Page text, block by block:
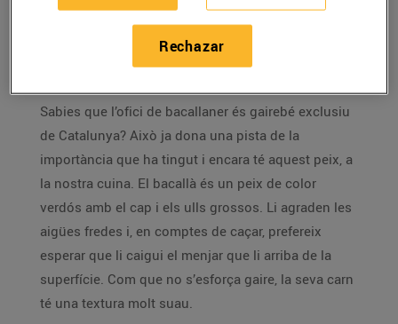
És un dels peixos més consumits al nostre país,
especialment per Quaresma i Setmana Santa.
T’expliquem com el pots triar i cuinar!
Sabies que l’ofici de bacallaner és gairebé exclusiu
de Catalunya? Això ja dona una pista de la
importància que ha tingut i encara té aquest peix, a
la nostra cuina. El bacallà és un peix de color
verdós amb el cap i els ulls grossos. Li agraden les
aigües fredes i, en comptes de caçar, prefereix
esperar que li caigui el menjar que li arriba de la
superfície. Com que no s’esforça gaire, la seva carn
té una textura molt suau.
Rechazar